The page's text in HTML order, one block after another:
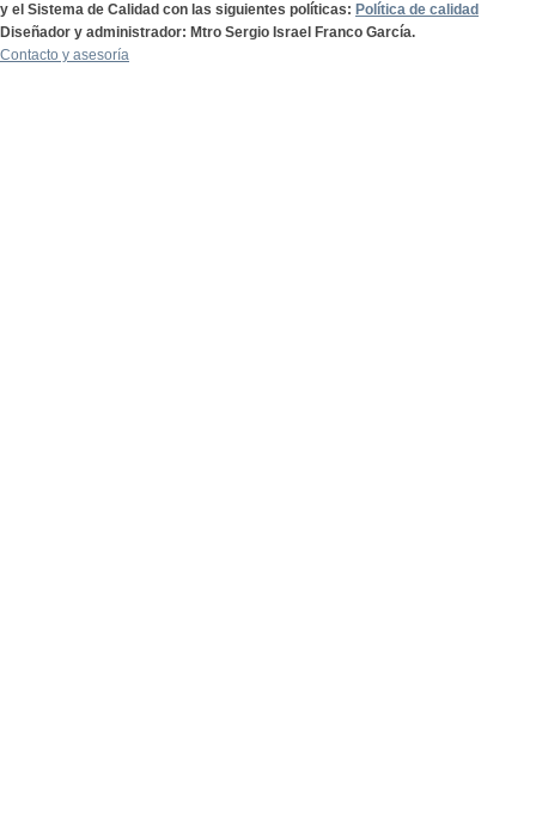
y el Sistema de Calidad con las siguientes políticas: Política de calidad
Diseñador y administrador: Mtro Sergio Israel Franco García.
Contacto y asesoría